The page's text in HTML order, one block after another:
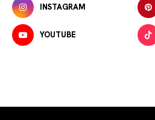
INSTAGRAM
YOUTUBE